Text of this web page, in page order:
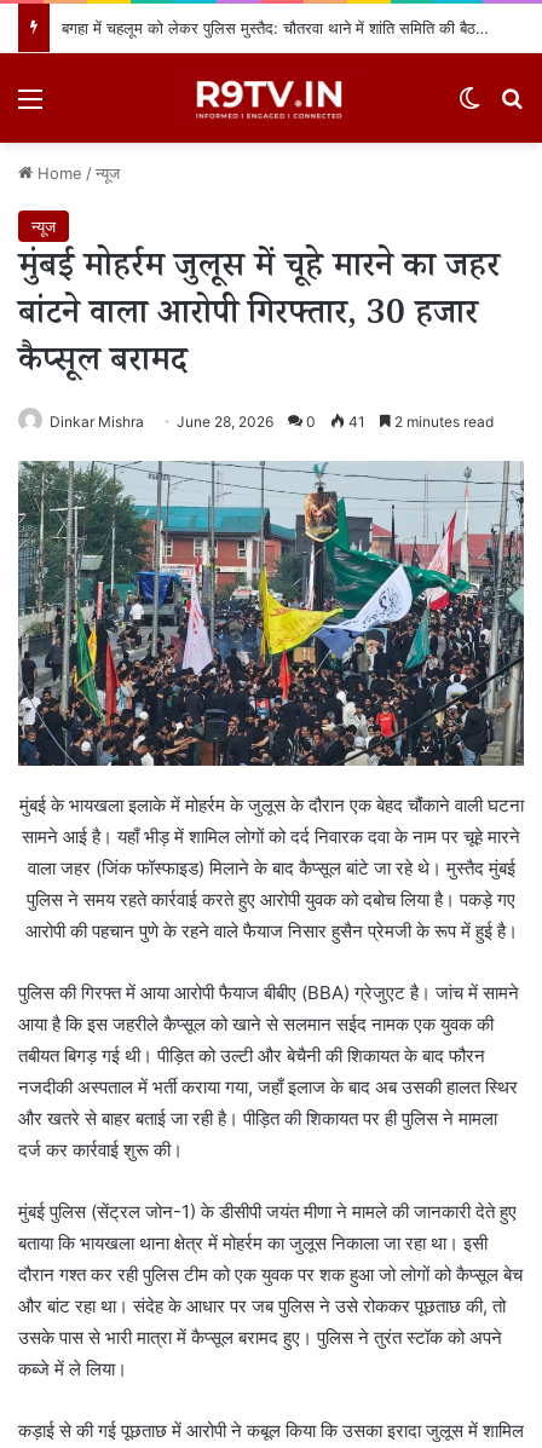
बगहा में चहलूम को लेकर पुलिस मुस्तैद: चौतरवा थाने में शांति समिति की बैठक, नियमों का उल्लंघन करने वालों पर होगी सख्त कार्रवाई
Home /न्यूज
न्यूज
मुंबई मोहर्रम जुलूस में चूहे मारने का जहर
बांटने वाला आरोपी गिरफ्तार, 30 हजार
कैप्सूल बरामद
Dinkar Mishra June 28, 2026 0 41 2 minutes read
मुंबई के भायखला इलाके में मोहर्रम के जुलूस के दौरान एक बेहद चौंकाने वाली घटना
सामने आई है। यहाँ भीड़ में शामिल लोगों को दर्द निवारक दवा के नाम पर चूहे मारने
वाला जहर (जिंक फॉस्फाइड) मिलाने के बाद कैप्सूल बांटे जा रहे थे। मुस्तैद मुंबई
पुलिस ने समय रहते कार्रवाई करते हुए आरोपी युवक को दबोच लिया है। पकड़े गए
आरोपी की पहचान पुणे के रहने वाले फैयाज निसार हुसैन प्रेमजी के रूप में हुई है।
पुलिस की गिरफ्त में आया आरोपी फैयाज बीबीए (BBA) ग्रेजुएट है। जांच में सामने
आया है कि इस जहरीले कैप्सूल को खाने से सलमान सईद नामक एक युवक की
तबीयत बिगड़ गई थी। पीड़ित को उल्टी और बेचैनी की शिकायत के बाद फौरन
नजदीकी अस्पताल में भर्ती कराया गया, जहाँ इलाज के बाद अब उसकी हालत स्थिर
और खतरे से बाहर बताई जा रही है। पीड़ित की शिकायत पर ही पुलिस ने मामला
दर्ज कर कार्रवाई शुरू की।
मुंबई पुलिस (सेंट्रल जोन-1) के डीसीपी जयंत मीणा ने मामले की जानकारी देते हुए
बताया कि भायखला थाना क्षेत्र में मोहर्रम का जुलूस निकाला जा रहा था। इसी
दौरान गश्त कर रही पुलिस टीम को एक युवक पर शक हुआ जो लोगों को कैप्सूल बेच
और बांट रहा था। संदेह के आधार पर जब पुलिस ने उसे रोककर पूछताछ की, तो
उसके पास से भारी मात्रा में कैप्सूल बरामद हुए। पुलिस ने तुरंत स्टॉक को अपने
कब्जे में ले लिया।
कड़ाई से की गई पूछताछ में आरोपी ने कबूल किया कि उसका इरादा जुलूस में शामिल